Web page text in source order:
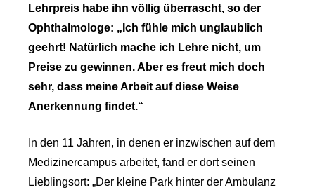
Lehrpreis habe ihn völlig überrascht, so der
Ophthalmologe: „Ich fühle mich unglaublich
geehrt! Natürlich mache ich Lehre nicht, um
Preise zu gewinnen. Aber es freut mich doch
sehr, dass meine Arbeit auf diese Weise
Anerkennung findet.“
In den 11 Jahren, in denen er inzwischen auf dem
Medizinercampus arbeitet, fand er dort seinen
Lieblingsort: „Der kleine Park hinter der Ambulanz